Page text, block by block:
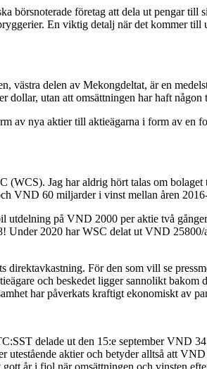
börsnoterade företag att dela ut pengar
En viktig detalj när det kommer
västra delen av Mekongdeltat, är en
dollar, utan att omsättningen har haft
av nya aktier till aktieägarna i form av
(WCS). Jag har aldrig hört talas om
VND 60 miljarder i vinst mellan åren
utdelning på VND 2000 per aktie två
2020 har WSC delat ut VND 25800/
För den som vill se
och beskedet ligger sannolikt
har påverkats kraftigt ekonomiskt av
delade ut den 15:e september
utestående aktier och betyder alltså att
år i fjol när omsättningen och vinsten